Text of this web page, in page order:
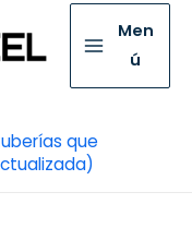
Men
ú
que